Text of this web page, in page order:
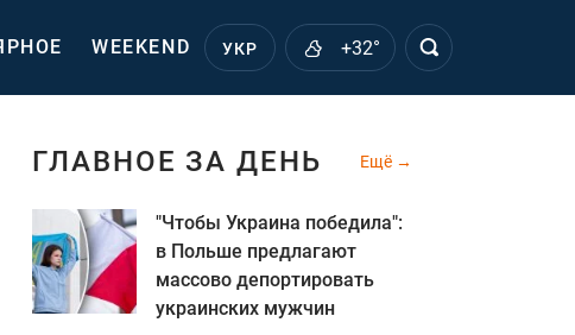
WEEKEND УКР +32°
ГЛАВНОЕ ЗА ДЕНЬ Ещё
"Чтобы Украина победила":
в Польше предлагают
массово депортировать
украинских мужчин